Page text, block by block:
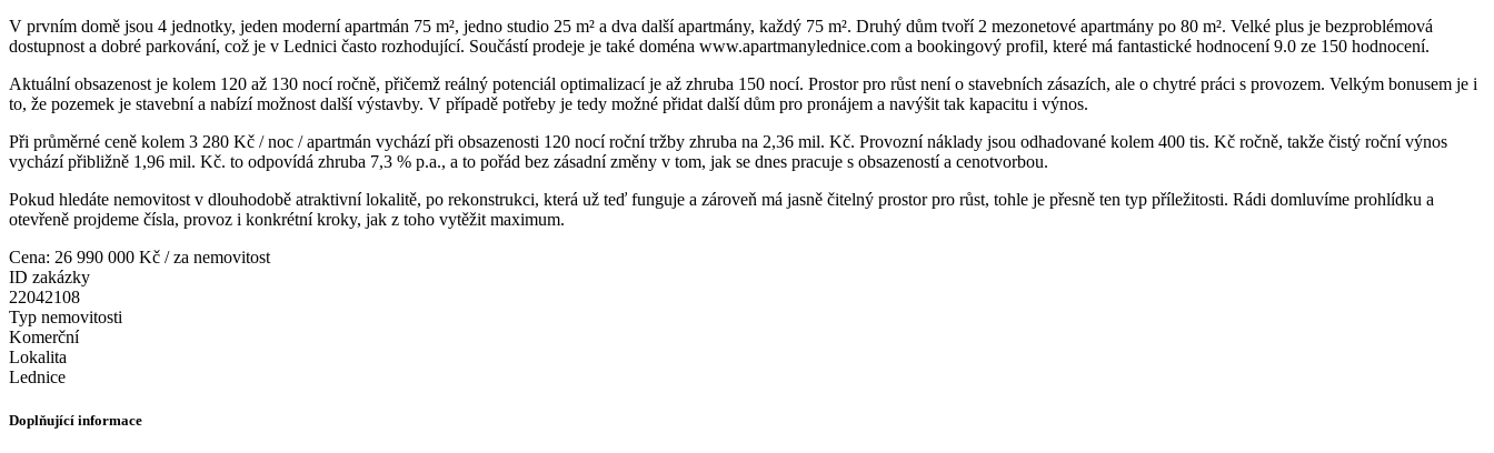
V prvním domě jsou 4 jednotky, jeden moderní apartmán 75 m², jedno studio 25 m² a dva další apartmány, každý 75 m². Druhý dům tvoří 2 mezonetové apartmány po 80 m². Velké plus je bezproblémová
dostupnost a dobré parkování, což je v Lednici často rozhodující. Součástí prodeje je také doména www.apartmanylednice.com a bookingový profil, které má fantastické hodnocení 9.0 ze 150 hodnocení.
Aktuální obsazenost je kolem 120 až 130 nocí ročně, přičemž reálný potenciál optimalizací je až zhruba 150 nocí. Prostor pro růst není o stavebních zásazích, ale o chytré práci s provozem. Velkým bonusem je i
to, že pozemek je stavební a nabízí možnost další výstavby. V případě potřeby je tedy možné přidat další dům pro pronájem a navýšit tak kapacitu i výnos.
Při průměrné ceně kolem 3 280 Kč / noc / apartmán vychází při obsazenosti 120 nocí roční tržby zhruba na 2,36 mil. Kč. Provozní náklady jsou odhadované kolem 400 tis. Kč ročně, takže čistý roční výnos
vychází přibližně 1,96 mil. Kč. to odpovídá zhruba 7,3 % p.a., a to pořád bez zásadní změny v tom, jak se dnes pracuje s obsazeností a cenotvorbou.
Pokud hledáte nemovitost v dlouhodobě atraktivní lokalitě, po rekonstrukci, která už teď funguje a zároveň má jasně čitelný prostor pro růst, tohle je přesně ten typ příležitosti. Rádi domluvíme prohlídku a
otevřeně projdeme čísla, provoz i konkrétní kroky, jak z toho vytěžit maximum.
Cena: 26 990 000 Kč / za nemovitost
ID zakázky
22042108
Typ nemovitosti
Komerční
Lokalita
Lednice
Doplňující informace